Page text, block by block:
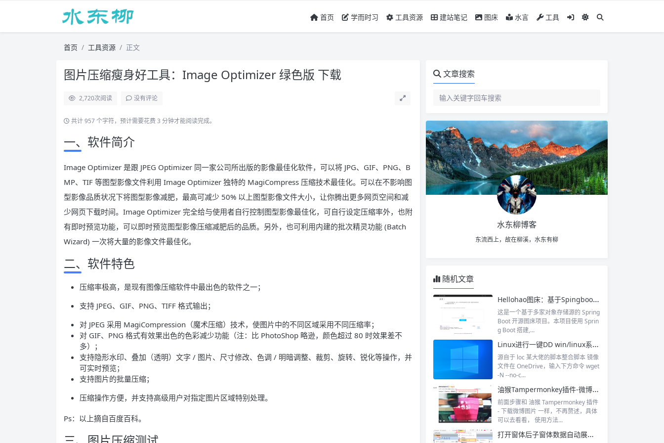
首页 学而时习 工具资源 建站笔记 图床 水言 工具
首页 工具资源 正文
图片压缩瘦身好工具：Image Optimizer 绿色版 下载
2,720次阅读 没有评论
共计 957 个字符，预计需要花费 3 分钟才能阅读完成。
一、软件简介
Image Optimizer 是跟 JPEG Optimizer 同一家公司所出版的影像最佳化软件，可以将 JPG、GIF、PNG、B
MP、TIF 等图型影像文件利用 Image Optimizer 独特的 MagiCompress 压缩技术最佳化。可以在不影响图
型影像品质状况下将图型影像减肥，最高可减少 50% 以上图型影像文件大小，让你腾出更多网页空间和减
少网页下载时间。Image Optimizer 完全给与使用者自行控制图型影像最佳化，可自行设定压缩率外，也附
有即时预览功能，可以即时预览图型影像压缩减肥后的品质。另外，也可利用内建的批次精灵功能 (Batch
Wizard) 一次将大量的影像文件最佳化。
二、软件特色
压缩率极高，是现有图像压缩软件中最出色的软件之一；
支持 JPEG、GIF、PNG、TIFF 格式输出；
对 JPEG 采用 MagiCompression（魔术压缩）技术，使图片中的不同区域采用不同压缩率；
对 GIF、PNG 格式有效果出色的色彩减少功能（注：比 PhotoShop 略逊，颜色超过 80 时效果差不
多）；
支持隐形水印、叠加（透明）文字 / 图片、尺寸修改、色调 / 明暗调整、裁剪、旋转、锐化等操作，并
可实时预览；
支持图片的批量压缩；
压缩操作方便，并支持高级用户对指定图片区域特别处理。
Ps：以上摘自百度百科。
文章搜索
水东柳博客
东流西上，故在柳溪，水东有柳
随机文章
Hellohao图床：基于Spingboot开发的多家存储源的图床
这是一个基于多家对象存储源的 Spring
Boot 开源图床项目。本项目使用 Sprin
g Boot 搭建,...
Linux进行一键DD win/linux系统脚本
源自于 loc 某大佬的脚本整合脚本 镜像
文件在 OneDrive，输入下方命令 wget
-N --no-c...
油猴Tampermonkey插件-微博视频下载助手
前面步骤和 油猴 Tampermonkey 插件
- 下载微博图片 一样，不再赘述，具体
可以去看看， 使用方法...
打开窗体后子窗体数据自动展开的方法